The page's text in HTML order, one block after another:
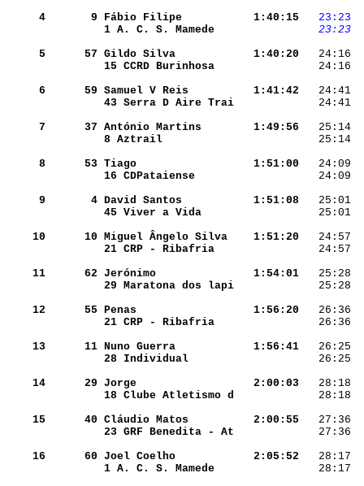
     4
      9
Fábio Filipe
  1:40:15
  23:23
1 A. C. S. Mamede
  23:23
     5
     57
Gildo Silva
  1:40:20
24:16
15 CCRD Burinhosa
24:16
     6
     59
Samuel V Reis
  1:41:42
24:41
43 Serra D Aire Trai
24:41
     7
     37
António Martins
  1:49:56
25:14
8 Aztrail
25:14
     8
     53
Tiago
  1:51:00
24:09
16 CDPataiense
24:09
     9
      4
David Santos
  1:51:08
25:01
45 Viver a Vida
25:01
    10
     10
Miguel Ângelo Silva
  1:51:20
24:57
21 CRP - Ribafria
24:57
    11
     62
Jerónimo
  1:54:01
25:28
29 Maratona dos lapi
25:28
    12
     55
Penas
  1:56:20
26:36
21 CRP - Ribafria
26:36
    13
     11
Nuno Guerra
  1:56:41
26:25
28 Individual
26:25
    14
     29
Jorge
  2:00:03
28:18
18 Clube Atletismo d
28:18
    15
     40
Cláudio Matos
  2:00:55
27:36
23 GRF Benedita - At
27:36
    16
     60
Joel Coelho
  2:05:52
28:17
1 A. C. S. Mamede
28:17